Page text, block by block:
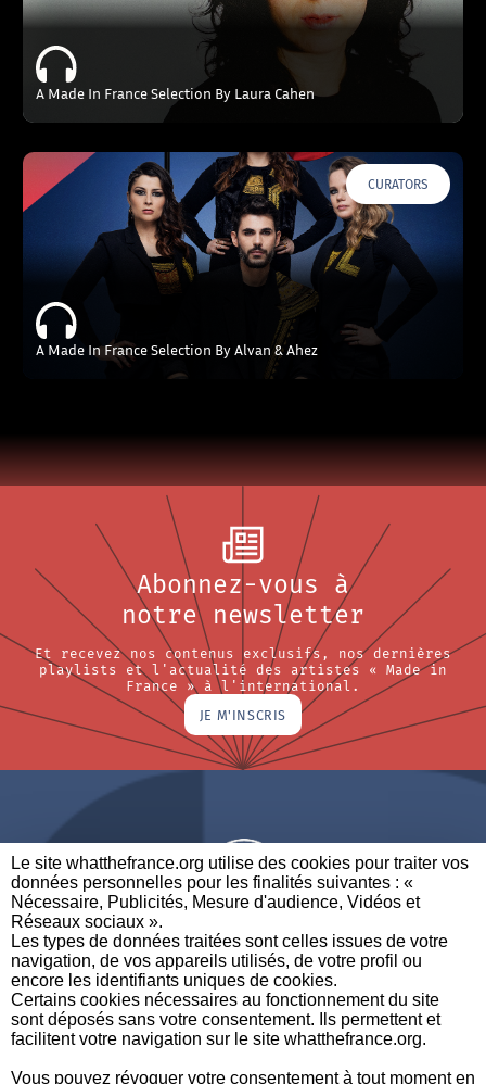
Le site whatthefrance.org utilise des cookies pour traiter vos
données personnelles pour les finalités suivantes : «
Nécessaire, Publicités, Mesure d'audience, Vidéos et
Réseaux sociaux ». ​
Les types de données traitées sont celles issues de votre
navigation, de vos appareils utilisés, de votre profil ou
encore les identifiants uniques de cookies. ​
Certains cookies nécessaires au fonctionnement du site
sont déposés sans votre consentement. Ils permettent et
facilitent votre navigation sur le site whatthefrance.org. ​
Vous pouvez révoquer votre consentement à tout moment en
A Made In France Selection By Laura Cahen
CURATORS
A Made In France Selection By Alvan & Ahez
Abonnez-vous à
notre newsletter
Et recevez nos contenus exclusifs, nos dernières
playlists et l'actualité des artistes « Made in
France » à l'international.
JE M'INSCRIS
A BRAND OF
PARTENAIRES CONTACTEZ-NOUS MENTIONS LÉGALES
CREDITS|À |POLITIQUE DE |PRÉFÉRENCES DE